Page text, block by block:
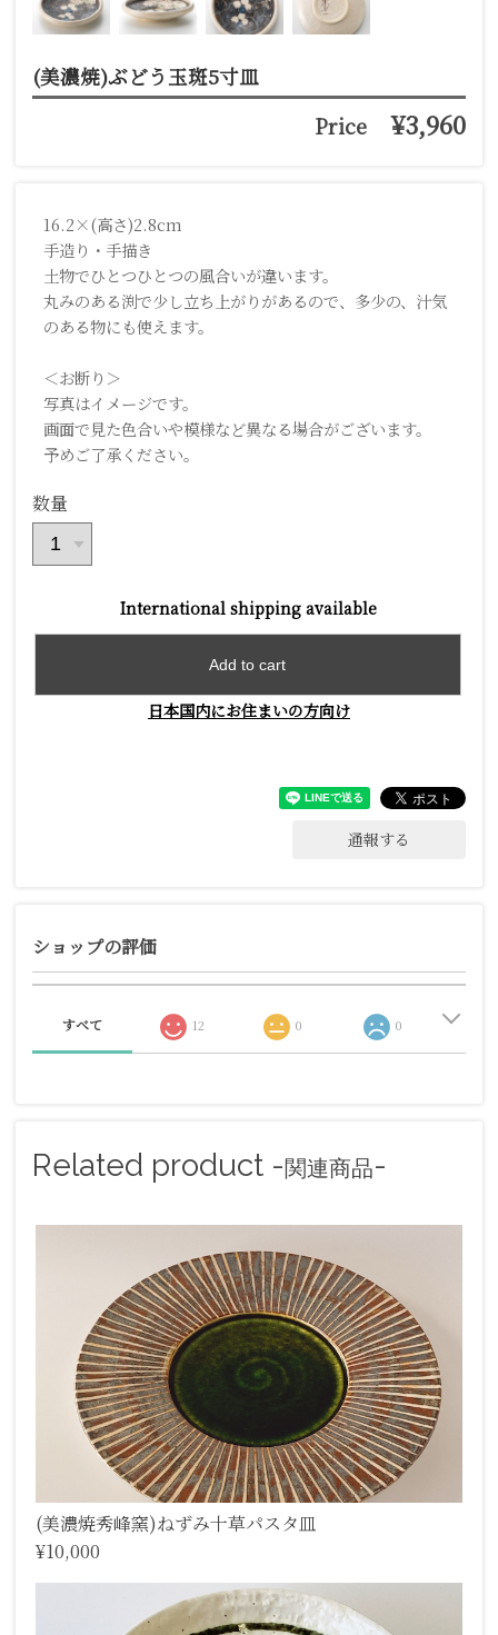
(美濃焼)ぶどう玉斑5寸皿
Price ¥3,960
16.2×(高さ)2.8cm
手造り・手描き
土物でひとつひとつの風合いが違います。
丸みのある渕で少し立ち上がりがあるので、多少の、汁気
のある物にも使えます。
＜お断り＞
写真はイメージです。
画面で見た色合いや模様など異なる場合がございます。
予めご了承ください。
数量
International shipping available
Add to cart
日本国内にお住まいの方向け
通報する
ショップの評価
すべて 12 0 0
Related product -関連商品-
(美濃焼秀峰窯)ねずみ十草パスタ皿
¥10,000